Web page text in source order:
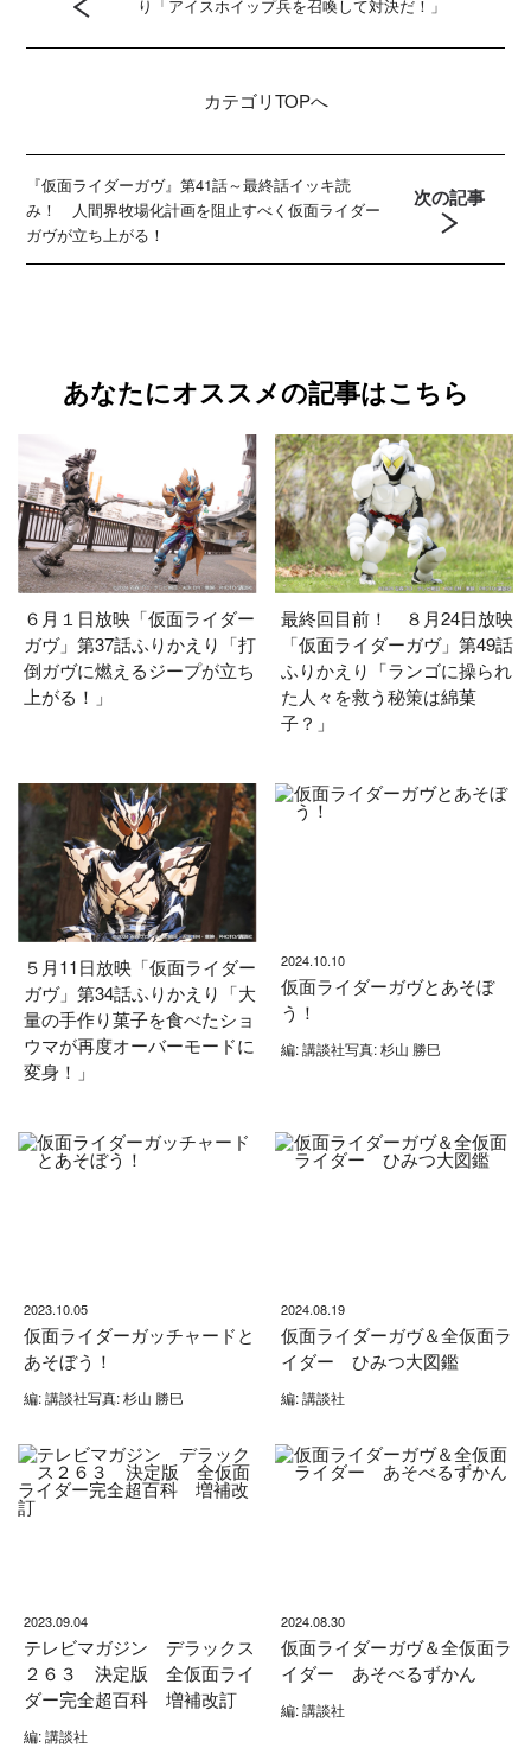
り「アイスホイップ兵を召喚して対決だ！」
カテゴリTOPへ
『仮面ライダーガヴ』第41話～最終話イッキ読
み！ 人間界牧場化計画を阻止すべく仮面ライダー
ガヴが立ち上がる！
次の記事
あなたにオススメの記事はこちら
６月１日放映「仮面ライダー
ガヴ」第37話ふりかえり「打
倒ガヴに燃えるジープが立ち
上がる！」
最終回目前！ ８月24日放映
「仮面ライダーガヴ」第49話
ふりかえり「ランゴに操られ
た人々を救う秘策は綿菓
子？」
５月11日放映「仮面ライダー
ガヴ」第34話ふりかえり「大
量の手作り菓子を食べたショ
ウマが再度オーバーモードに
変身！」
2024.10.10
仮面ライダーガヴとあそぼ
う！
編: 講談社写真: 杉山 勝巳
2023.10.05
仮面ライダーガッチャードと
あそぼう！
編: 講談社写真: 杉山 勝巳
2024.08.19
仮面ライダーガヴ＆全仮面ラ
イダー ひみつ大図鑑
編: 講談社
2023.09.04
テレビマガジン デラックス
２６３ 決定版 全仮面ライ
ダー完全超百科 増補改訂
編: 講談社
2024.08.30
仮面ライダーガヴ＆全仮面ラ
イダー あそべるずかん
編: 講談社